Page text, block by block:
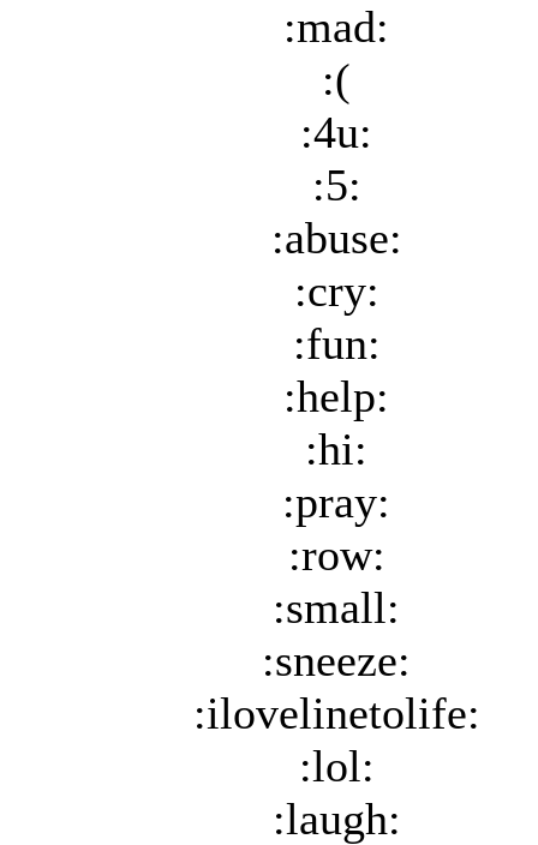
:mad:
:(
:4u:
:5:
:abuse:
:cry:
:fun:
:help:
:hi:
:pray:
:row:
:small:
:sneeze:
:ilovelinetolife:
:lol:
:laugh: